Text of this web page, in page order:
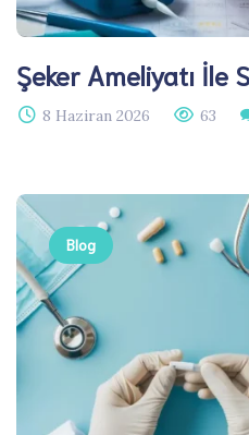
Şeker Ameliyatı İle
8 Haziran 2026 63
Blog